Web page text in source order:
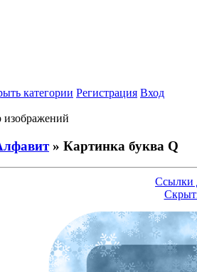
категории Регистрация Вход
изображений
» Картинка буква Q
Ссылки